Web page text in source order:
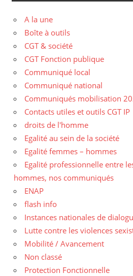
A la une
Boîte à outils
CGT & société
CGT Fonction publique
Communiqué local
Communiqué national
Communiqués mobilisation
Contacts utiles et outils CGT IP
droits de l'homme
Egalité au sein de la société
Egalité femmes – hommes
Egalité professionnelle entre
hommes, nos communiqués
ENAP
flash info
Instances nationales de
Lutte contre les violences
Mobilité / Avancement
Non classé
Protection Fonctionnelle